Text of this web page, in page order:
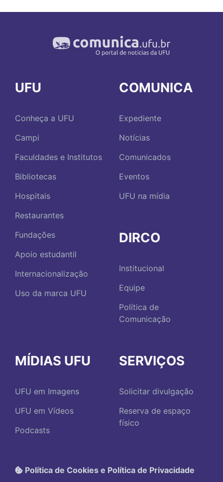
UFU
Conheça a UFU
Campi
Faculdades e Institutos
Bibliotecas
Hospitais
Restaurantes
Fundações
Apoio estudantil
Internacionalização
Uso da marca UFU
COMUNICA
Expediente
Notícias
Comunicados
Eventos
UFU na mídia
DIRCO
Institucional
Equipe
Política de
Comunicação
MÍDIAS UFU
UFU em Imagens
UFU em Vídeos
Podcasts
SERVIÇOS
Solicitar divulgação
Reserva de espaço
físico
Política de Cookies e Política de Privacidade